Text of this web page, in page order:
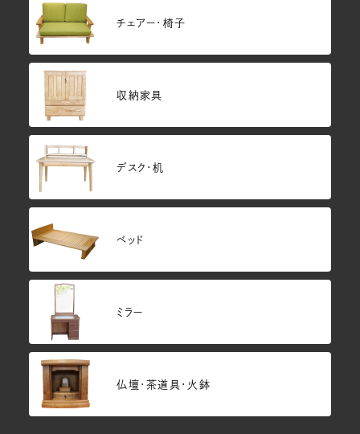
チェアー・椅子
収納家具
デスク・机
ベッド
ミラー
仏壇･茶道具・火鉢